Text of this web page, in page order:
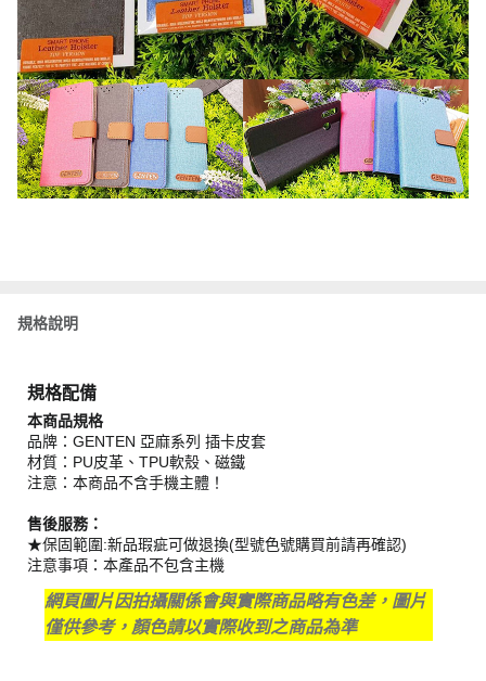
規格說明
規格配備
本商品規格
品牌：GENTEN 亞麻系列 插卡皮套
材質：PU皮革、TPU軟殼、磁鐵
注意：本商品不含手機主體！
售後服務：
★保固範圍:新品瑕疵可做退換(型號色號購買前請再確認)
注意事項：本產品不包含主機
網頁圖片因拍攝關係會與實際商品略有色差，圖片
僅供參考，顏色請以實際收到之商品為準